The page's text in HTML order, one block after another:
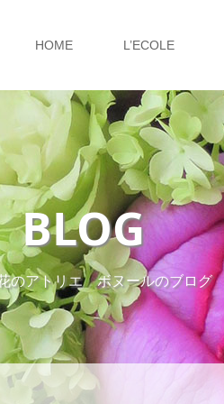
HOME L’ECOLE
BLOG
のアトリエ ボヌールのブログ